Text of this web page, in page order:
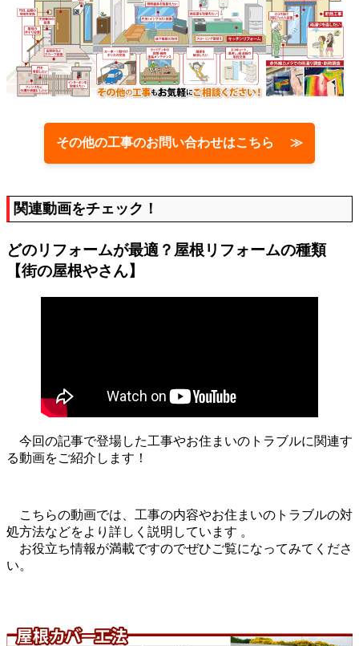
その他の工事のお問い合わせはこちら ≫
関連動画をチェック！
どのリフォームが最適？屋根リフォームの種類
【街の屋根やさん】
今回の記事で登場した工事やお住まいのトラブルに関連す
る動画をご紹介します！
こちらの動画では、工事の内容やお住まいのトラブルの対
処方法などをより詳しく説明しています 。
お役立ち情報が満載ですのでぜひご覧になってみてくださ
い。